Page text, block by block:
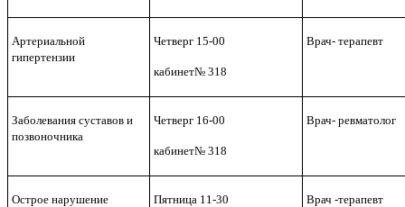
Артериальной
гипертензии
Четверг 15-00
кабинет№ 318
Врач- терапевт
Заболевания суставов и
позвоночника
Четверг 16-00
кабинет№ 318
Врач- ревматолог
Острое нарушение
Пятница 11-30 Врач -терапевт